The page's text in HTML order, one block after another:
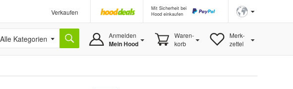
Verkaufen
Mit Sicherheit bei
Hood einkaufen
Alle Kategorien Anmelden
Mein Hood
Waren-
korb
Merk-
zettel